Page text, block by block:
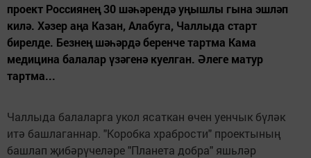
проект Россиянең 30 шәһәрендә уңышлы гына эшләп
килә. Хәзер аңа Казан, Алабуга, Чаллыда старт
бирелде. Безнең шәһәрдә беренче тартма Кама
медицина балалар үзәгенә куелган. Әлеге матур
тартма...
Чаллыда балаларга укол ясаткан өчен уенчык бүләк
итә башлаганнар. "Коробка храбрости" проектының
башлап җибәрүчеләре "Планета добра" яшьләр